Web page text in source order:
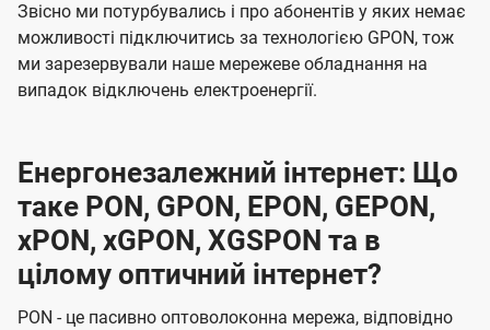
Звісно ми потурбувались і про абонентів у яких немає
можливості підключитись за технологією GPON, тож
ми зарезервували наше мережеве обладнання на
випадок відключень електроенергії.
Енергонезалежний інтернет: Що
таке PON, GPON, EPON, GEPON,
xPON, xGPON, XGSPON та в
цілому оптичний інтернет?
PON - це пасивно оптоволоконна мережа, відповідно